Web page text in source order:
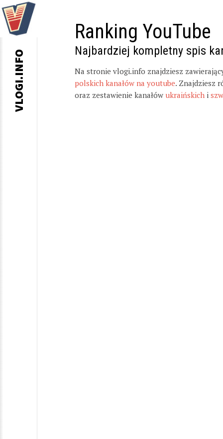
Ranking YouTube
Najbardziej kompletny spis
Na stronie vlogi.info znajdziesz
polskich kanałów na youtube. Znajdziesz
oraz zestawienie kanałów ukraińskich i
VLOGI.INFO